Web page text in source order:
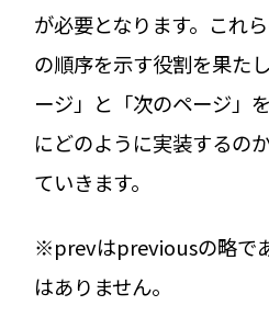
が必要となります。これ
の順序を示す役割を果た
ージ」と「次のページ」
にどのように実装するの
ていきます。
※prevはpreviousの略で
はありません。